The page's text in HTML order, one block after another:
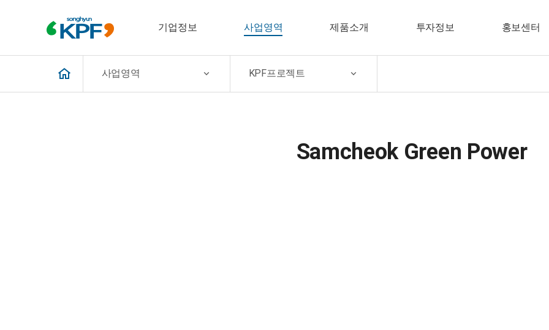
기업정보 사업영역 제품소개 투자정보 홍보센터
사업영역 KPF프로젝트
Samcheok Green Power